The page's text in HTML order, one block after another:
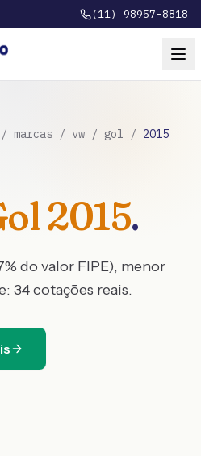
(11) 98957-8818
/ marcas / vw / gol / 2015
2015.
% do valor FIPE), menor
34cotações reais.